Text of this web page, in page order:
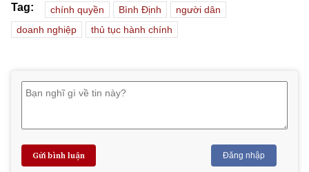
Tag: chính quyền Bình Định
người dân
doanh nghiệp
thủ tục hành chính
Gửi bình luận Đăng nhập